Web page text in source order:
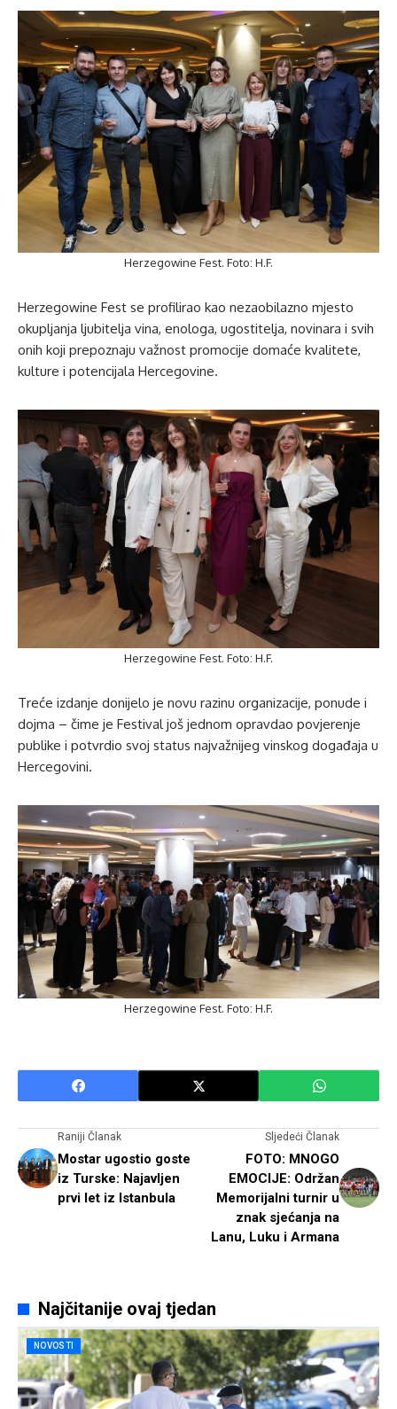
Herzegowine Fest. Foto: H.F.
Herzegowine Fest se profilirao kao nezaobilazno mjesto
okupljanja ljubitelja vina, enologa, ugostitelja, novinara i svih
onih koji prepoznaju važnost promocije domaće kvalitete,
kulture i potencijala Hercegovine.
Herzegowine Fest. Foto: H.F.
Treće izdanje donijelo je novu razinu organizacije, ponude i
dojma – čime je Festival još jednom opravdao povjerenje
publike i potvrdio svoj status najvažnijeg vinskog događaja u
Hercegovini.
Herzegowine Fest. Foto: H.F.
Raniji Članak
Mostar ugostio goste
iz Turske: Najavljen
prvi let iz Istanbula
Sljedeći Članak
FOTO: MNOGO
EMOCIJE: Održan
Memorijalni turnir u
znak sjećanja na
Lanu, Luku i Armana
Najčitanije ovaj tjedan
NOVOSTI